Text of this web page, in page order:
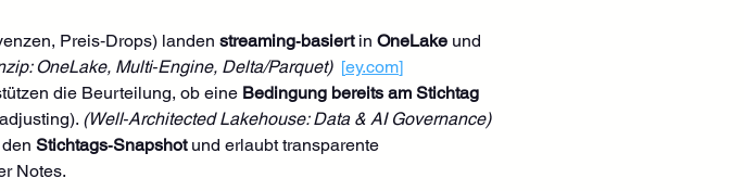
Preis‑Drops) landen streaming‑basiert in OneLake und
OneLake, Multi‑Engine, Delta/Parquet) [ey.com]
die Beurteilung, ob eine Bedingung bereits am Stichtag
(Well‑Architected Lakehouse: Data & AI Governance)
Stichtags‑Snapshot und erlaubt transparente
Notes.